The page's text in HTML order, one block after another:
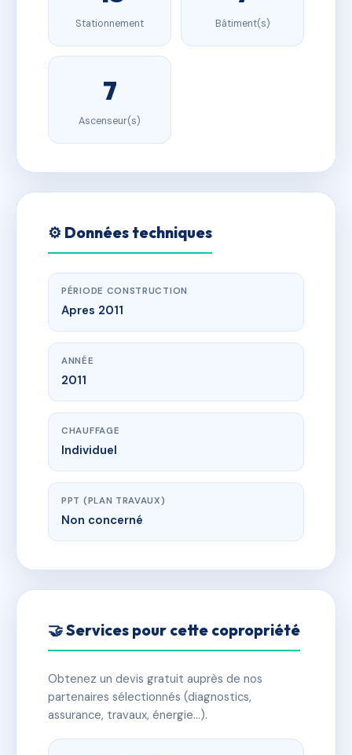
Stationnement Bâtiment(s)
7
Ascenseur(s)
⚙️ Données techniques
PÉRIODE CONSTRUCTION
Apres 2011
ANNÉE
2011
CHAUFFAGE
Individuel
PPT (PLAN TRAVAUX)
Non concerné
🤝 Services pour cette copropriété
Obtenez un devis gratuit auprès de nos
partenaires sélectionnés (diagnostics,
assurance, travaux, énergie…).